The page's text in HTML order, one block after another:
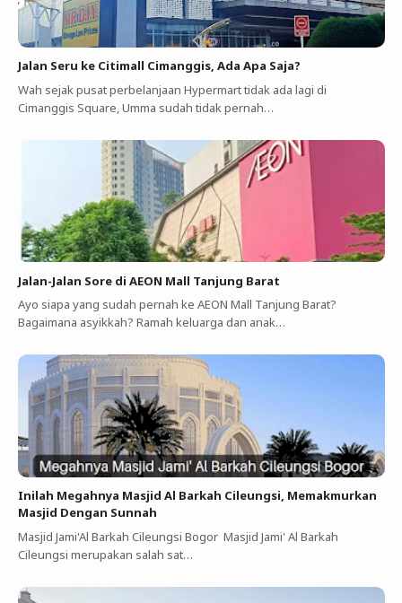
Jalan Seru ke Citimall Cimanggis, Ada Apa Saja?
Wah sejak pusat perbelanjaan Hypermart tidak ada lagi di
Cimanggis Square, Umma sudah tidak pernah…
Jalan-Jalan Sore di AEON Mall Tanjung Barat
Ayo siapa yang sudah pernah ke AEON Mall Tanjung Barat?
Bagaimana asyikkah? Ramah keluarga dan anak…
Inilah Megahnya Masjid Al Barkah Cileungsi, Memakmurkan
Masjid Dengan Sunnah
Masjid Jami'Al Barkah Cileungsi Bogor Masjid Jami' Al Barkah
Cileungsi merupakan salah sat…